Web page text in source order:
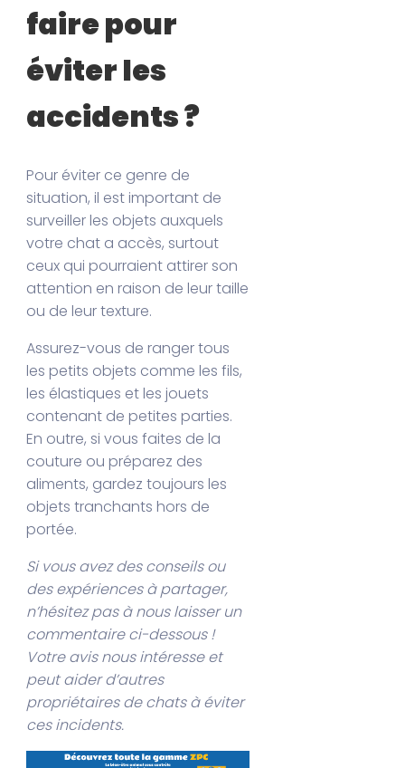
faire pour
éviter les
accidents ?
Pour éviter ce genre de
situation, il est important de
surveiller les objets auxquels
votre chat a accès, surtout
ceux qui pourraient attirer son
attention en raison de leur taille
ou de leur texture.
Assurez-vous de ranger tous
les petits objets comme les fils,
les élastiques et les jouets
contenant de petites parties.
En outre, si vous faites de la
couture ou préparez des
aliments, gardez toujours les
objets tranchants hors de
portée.
Si vous avez des conseils ou
des expériences à partager,
n’hésitez pas à nous laisser un
commentaire ci-dessous !
Votre avis nous intéresse et
peut aider d’autres
propriétaires de chats à éviter
ces incidents.